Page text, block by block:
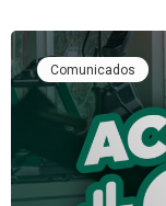
Comunicados